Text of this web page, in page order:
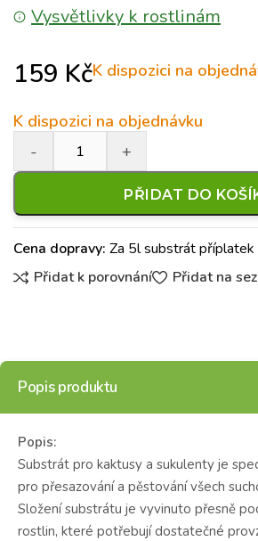
Vysvětlivky k rostlinám
159 KčK dispozici na
K dispozici na objednávku
PŘIDAT DO
Cena dopravy: Za 5l substrát příplatek
Přidat k porovnání
Přidat na
Popis produktu
Popis:
Substrát pro kaktusy a sukulenty je
pro přesazování a pěstování všech
Složení substrátu je vyvinuto přesně
rostlin, které potřebují dostatečné